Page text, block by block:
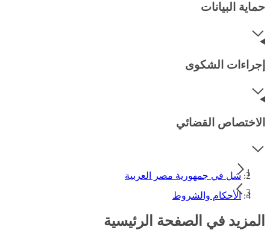
حماية البيانات
إجراءات الشكوى
الاختصاص القضائي
شل في جمهورية مصر العربية
الأحكام والشروط
المزيد في الصفحة الرئيسية